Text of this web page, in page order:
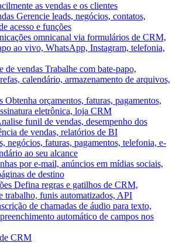
as vendas e os clientes
Gerencie leads, negócios, contatos,
acesso e funções
omnicanal via formulários de CRM,
ao vivo, WhatsApp, Instagram, telefonia,
de vendas Trabalhe com bate-papo,
calendário, armazenamento de arquivos,
Obtenha orçamentos, faturas, pagamentos,
eletrônica, loja CRM
funil de vendas, desempenho dos
de vendas, relatórios de BI
negócios, faturas, pagamentos, telefonia, e-
ao seu alcance
por e-mail, anúncios em mídias sociais,
de destino
Defina regras e gatilhos de CRM,
trabalho, funis automatizados, API
de chamadas de áudio para texto,
automático de campos nos
CRM